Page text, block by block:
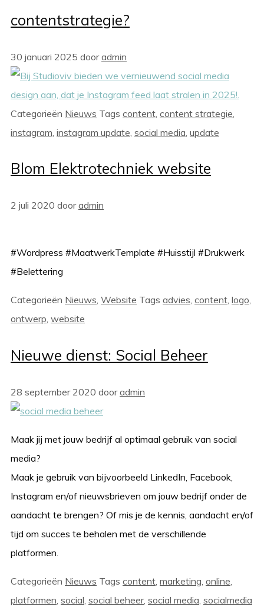
contentstrategie?
30 januari 2025 dooradmin
Categorieën Nieuws Tags content content strategie
instagram instagram update social media update
Blom Elektrotechniek website
2 juli 2020 dooradmin
#Wordpress #MaatwerkTemplate #Huisstijl #Drukwerk
#Belettering
Categorieën Nieuws, Website Tags advies, content, logo,
ontwerp, website
Nieuwe dienst: Social Beheer
28 september 2020 dooradmin
Maak jij met jouw bedrijf al optimaal gebruik van social
media?
Maak je gebruik van bijvoorbeeld LinkedIn, Facebook,
Instagram en/of nieuwsbrieven om jouw bedrijf onder de
aandacht te brengen? Of mis je de kennis, aandacht en/of
tijd om succes te behalen met de verschillende
platformen.
Categorieën Nieuws Tags content marketing online
platformen social social beheer, social media socialmedia